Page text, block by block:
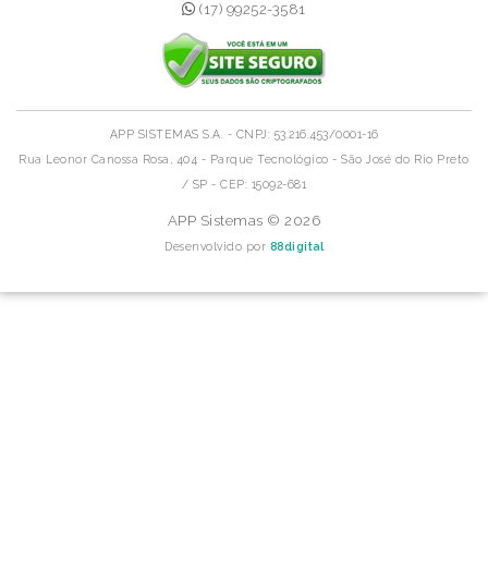
(17) 99252-3581
APP SISTEMAS S.A. - CNPJ: 53.216.453/0001-16
Rua Leonor Canossa Rosa, 404 - Parque Tecnológico - São José do Rio Preto
/ SP - CEP: 15092-681
APP Sistemas © 2026
Desenvolvido por 88digital